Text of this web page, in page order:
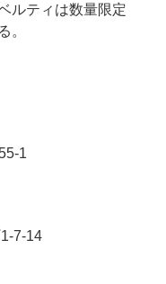
ルティは数量限定
。
1
7-14